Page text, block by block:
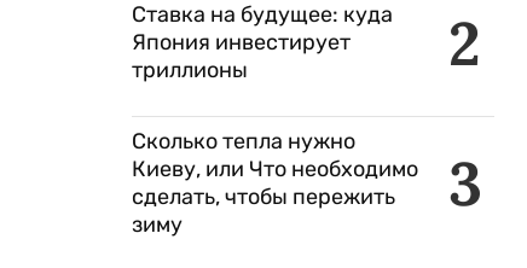
2
Ставка на будущее: куда
Япония инвестирует
триллионы
3
Сколько тепла нужно
Киеву, или Что необходимо
сделать, чтобы пережить
зиму